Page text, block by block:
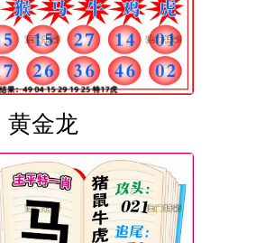
黄金龙